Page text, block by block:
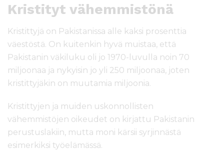
Kristityt vähemmistönä
Kristittyjä on Pakistanissa alle kaksi prosenttia
väestöstä. On kuitenkin hyvä muistaa, että
Pakistanin väkiluku oli jo 1970-luvulla noin 70
miljoonaa ja nykyisin jo yli 250 miljoonaa, joten
kristittyjäkin on muutamia miljoonia.
Kristittyjen ja muiden uskonnollisten
vähemmistöjen oikeudet on kirjattu Pakistanin
perustuslakiin, mutta moni kärsii syrjinnästä
esimerkiksi työelämässä.